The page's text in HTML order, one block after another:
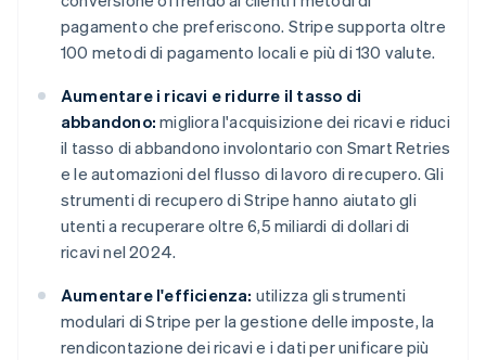
pagamento che preferiscono. Stripe supporta oltre
100 metodi di pagamento locali e più di 130 valute.
Aumentare i ricavi e ridurre il tasso di
abbandono: migliora l'acquisizione dei ricavi e riduci
il tasso di abbandono involontario con Smart Retries
e le automazioni del flusso di lavoro di recupero. Gli
strumenti di recupero di Stripe hanno aiutato gli
utenti a recuperare oltre 6,5 miliardi di dollari di
ricavi nel 2024.
Aumentare l'efficienza: utilizza gli strumenti
modulari di Stripe per la gestione delle imposte, la
rendicontazione dei ricavi e i dati per unificare più